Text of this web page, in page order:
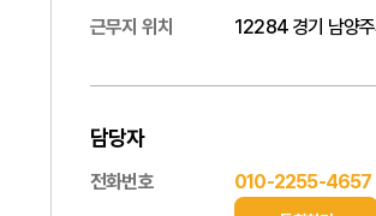
근무지 위치
12284 경기 남양
담당자
전화번호 010-2255-4657